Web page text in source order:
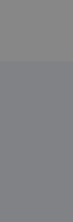
laden en jouw
vergeleken
op basis van de PHP-
gebruikerssessies te
een willekeurig